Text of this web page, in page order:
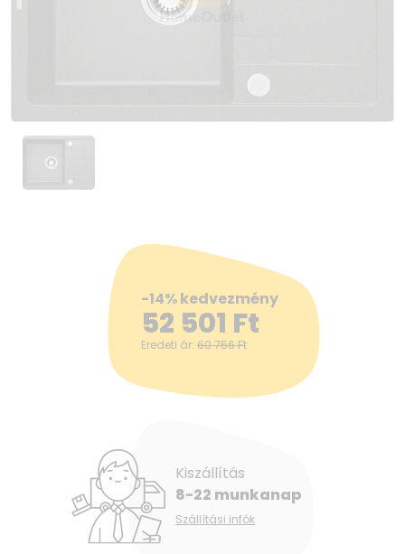
-14% kedvezmény
52 501 Ft
Eredeti ár:60 756Ft
Kiszállítás
8-22 munkanap
Szállítási infók